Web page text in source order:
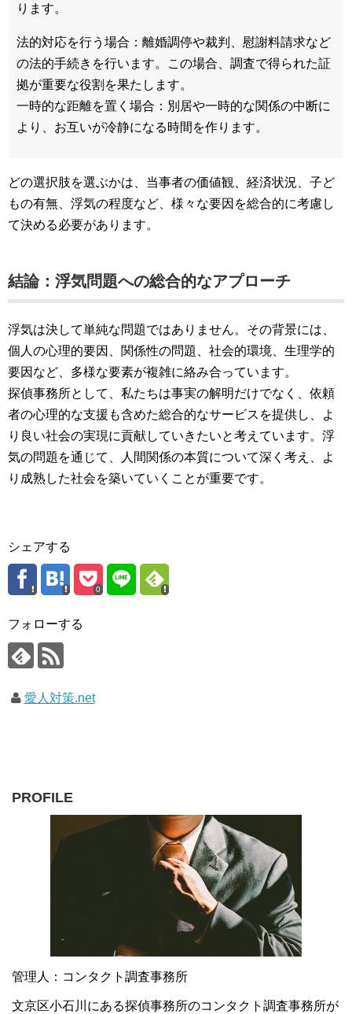
ります。
法的対応を行う場合：離婚調停や裁判、慰謝料請求など
の法的手続きを行います。この場合、調査で得られた証
拠が重要な役割を果たします。
一時的な距離を置く場合：別居や一時的な関係の中断に
より、お互いが冷静になる時間を作ります。
どの選択肢を選ぶかは、当事者の価値観、経済状況、子ど
もの有無、浮気の程度など、様々な要因を総合的に考慮し
て決める必要があります。
結論：浮気問題への総合的なアプローチ
浮気は決して単純な問題ではありません。その背景には、
個人の心理的要因、関係性の問題、社会的環境、生理学的
要因など、多様な要素が複雑に絡み合っています。
探偵事務所として、私たちは事実の解明だけでなく、依頼
者の心理的な支援も含めた総合的なサービスを提供し、よ
り良い社会の実現に貢献していきたいと考えています。浮
気の問題を通じて、人間関係の本質について深く考え、よ
り成熟した社会を築いていくことが重要です。
シェアする
0
フォローする
愛人対策.net
PROFILE
管理人：コンタクト調査事務所
文京区小石川にある探偵事務所のコンタクト調査事務所が